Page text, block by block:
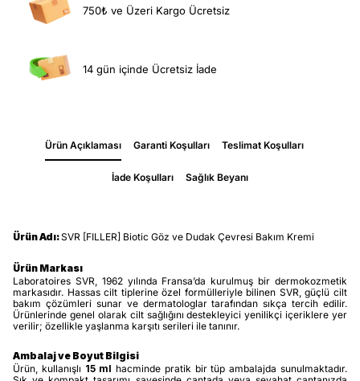
750₺ ve Üzeri Kargo Ücretsiz
14 gün içinde Ücretsiz İade
Ürün Açıklaması Garanti Koşulları Teslimat Koşulları
İade Koşulları Sağlık Beyanı
Ürün Adı:SVR [FILLER] Biotic Göz ve Dudak Çevresi Bakım Kremi
Ürün Markası
Laboratoires SVR, 1962 yılında Fransa’da kurulmuş bir dermokozmetik
markasıdır. Hassas cilt tiplerine özel formülleriyle bilinen SVR, güçlü cilt
bakım çözümleri sunar ve dermatologlar tarafından sıkça tercih edilir.
Ürünlerinde genel olarak cilt sağlığını destekleyici yenilikçi içeriklere yer
verilir; özellikle yaşlanma karşıtı serileri ile tanınır.
Ambalaj ve Boyut Bilgisi
Ürün, kullanışlı 15 ml hacminde pratik bir tüp ambalajda sunulmaktadır.